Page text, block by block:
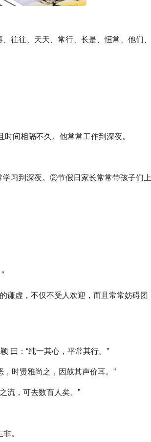
往往、天天、常行、长是、恒常、他们、
间相隔不久。他常常工作到深夜。
习到深夜。②节假日家长常常带孩子们上
谦虚，不仅不受人欢迎，而且常常妨碍团
曰：“纯一其心，平常其行。”
，时贤雅尚之，因鼓其声价耳。”
流，可去数百人矣。”
。